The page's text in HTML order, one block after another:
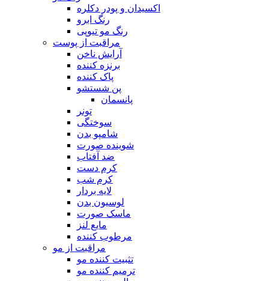
اکسیدان و پودر دکلره
رنگ ابرو
رنگ مو تیوپی
مراقبت از پوست
آرایش ناخن
برنزه کننده
پاک کننده
پن شستشو
پانسمان
تونر
سوختگی
شامپو بدن
شوینده صورت
ضد آفتاب
کرم دست
کرم شب
لایه بردار
لوسیون بدن
ماسک صورت
مایع لنز
مرطوب کننده
مراقبت از مو
تثبیت کننده مو
ترمیم کننده مو